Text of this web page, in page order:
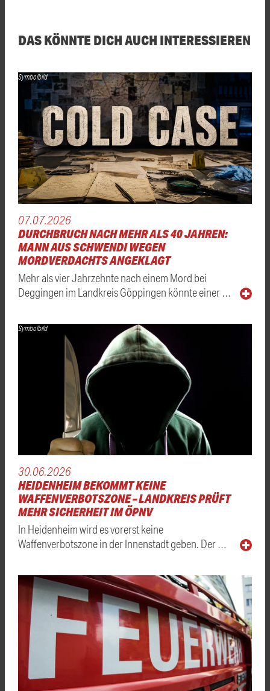
DAS KÖNNTE DICH AUCH INTERESSIEREN
Symbolbild
07.07.2026
DURCHBRUCH NACH MEHR ALS 40 JAHREN:
MANN AUS SCHWENDI WEGEN
MORDVERDACHTS ANGEKLAGT
Mehr als vier Jahrzehnte nach einem Mord bei
Deggingen im Landkreis Göppingen könnte einer …
Symbolbild
30.06.2026
HEIDENHEIM BEKOMMT KEINE
WAFFENVERBOTSZONE – LANDKREIS PRÜFT
MEHR SICHERHEIT IM ÖPNV
In Heidenheim wird es vorerst keine
Waffenverbotszone in der Innenstadt geben. Der …